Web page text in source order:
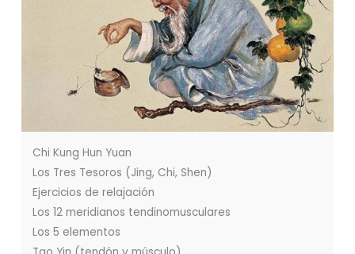
Chi Kung Hun Yuan
Los Tres Tesoros (Jing, Chi, Shen)
Ejercicios de relajación
Los 12 meridianos tendinomusculares
Los 5 elementos